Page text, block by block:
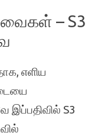
– S3
எளிய
இப்பதிவில் S3